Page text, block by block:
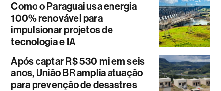
Como o Paraguai usa energia
100% renovável para
impulsionar projetos de
tecnologia e IA
Após captar R$ 530 mi em seis
anos, União BR amplia atuação
para prevenção de desastres